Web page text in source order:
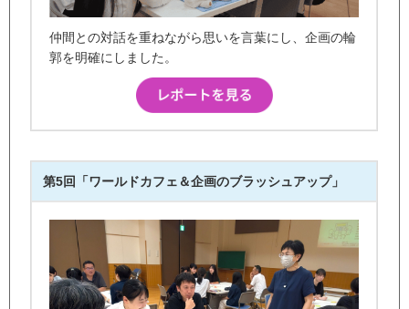
仲間との対話を重ねながら思いを言葉にし、企画の輪
郭を明確にしました。
第5回「ワールドカフェ＆企画のブラッシュアップ」